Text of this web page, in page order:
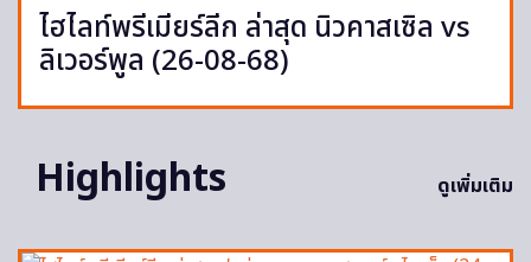
ไฮไลท์พรีเมียร์ลีก ล่าสุด นิวคาสเซิล vs
ลิเวอร์พูล (26-08-68)
Highlights ดูเพิ่มเติม